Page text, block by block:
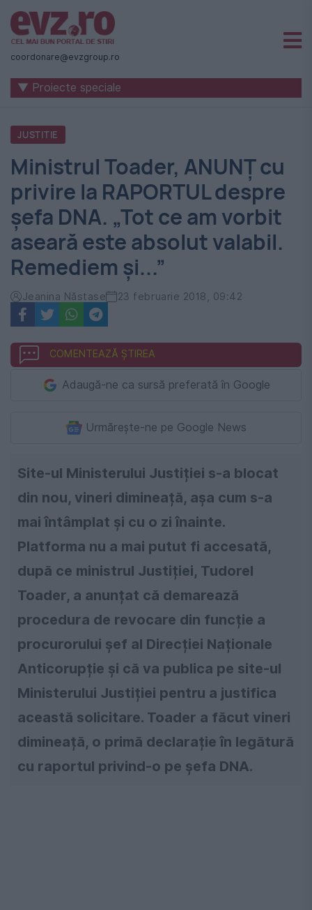
Știri
naționale
internaționale
România
-
Evenimentul
Zilei
coordonare@evzgroup.ro
▼ Proiecte speciale
JUSTITIE
Ministrul Toader, ANUNȚ cu
privire la RAPORTUL despre
șefa DNA. „Tot ce am vorbit
aseară este absolut valabil.
Remediem și...”
Jeanina Năstase 23 februarie 2018, 09:42
COMENTEAZĂ ȘTIREA
Adaugă-ne ca sursă preferată în Google
Urmărește-ne pe Google News
Site-ul Ministerului Justiției s-a blocat
din nou, vineri dimineață, așa cum s-a
mai întâmplat și cu o zi înainte.
Platforma nu a mai putut fi accesată,
după ce ministrul Justiției, Tudorel
Toader, a anunțat că demarează
procedura de revocare din funcție a
procurorului șef al Direcției Naționale
Anticorupție și că va publica pe site-ul
Ministerului Justiției pentru a justifica
această solicitare. Toader a făcut vineri
dimineață, o primă declarație în legătură
cu raportul privind-o pe șefa DNA.